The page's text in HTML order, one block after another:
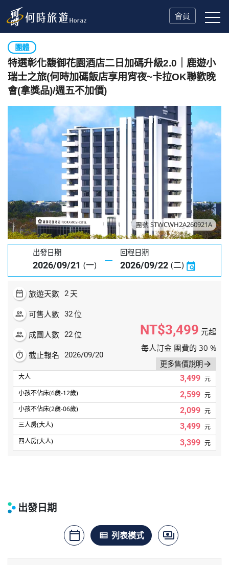
會員
團體
特選彰化馥御花園酒店二日加碼升級2.0｜鹿遊小
瑞士之旅(何時加碼飯店享用宵夜~卡拉OK聯歡晚
會(拿獎品)/週五不加價)
團號 STWCWH2A260921A
出發日期
2026/09/21 (一)
回程日期
2026/09/22 (二)
date_range 旅遊天數 2 天
people 可售人數 32位
people 成團人數 22位
timer 截止報名 2026/09/20
NT$3,499 元起
每人訂金 團費的 30 %
更多售價說明arrow_forward
3,499 元
2,599 元
2,099 元
3,499 元
3,399 元
出發日期
calendar_today
月曆模式
view_list
列表模式 payments
價格模式